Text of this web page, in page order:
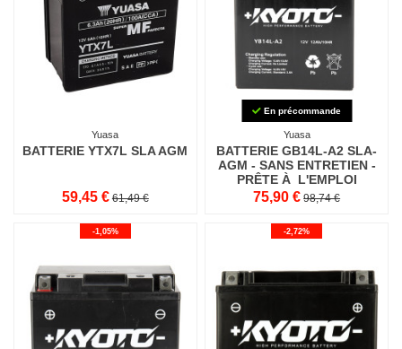
Yuasa
BATTERIE YTX7L SLA AGM
59,45 € 61,49 €
En précommande
Yuasa
BATTERIE GB14L-A2 SLA-
AGM - SANS ENTRETIEN -
PRÊTE À L'EMPLOI
75,90 € 98,74 €
-1,05% -2,72%